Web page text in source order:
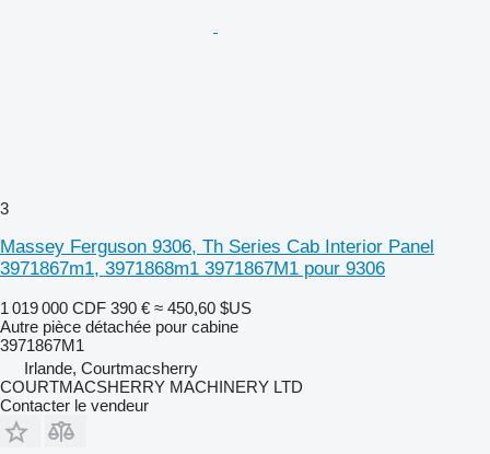
3
Massey Ferguson 9306, Th Series Cab Interior Panel
3971867m1, 3971868m1 3971867M1 pour 9306
1 019 000 CDF 390 € ≈ 450,60 $US
Autre pièce détachée pour cabine
3971867M1
Irlande, Courtmacsherry
COURTMACSHERRY MACHINERY LTD
Contacter le vendeur